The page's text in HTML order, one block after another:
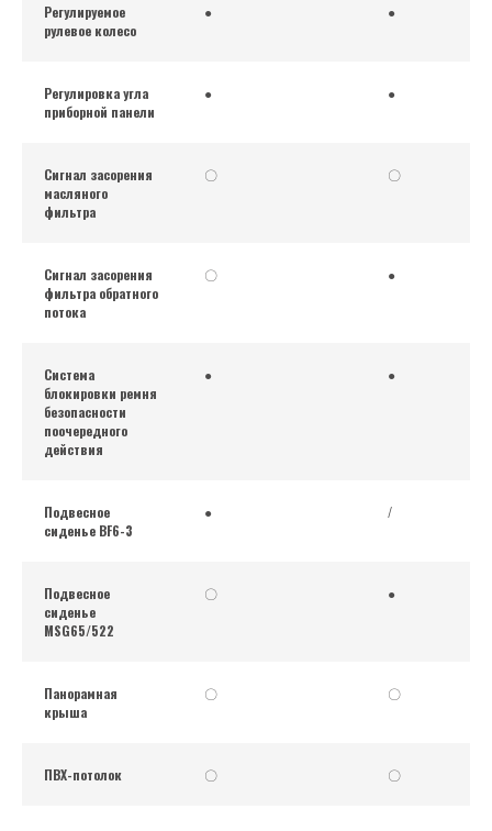
Регулируемое
рулевое колесо
● ●
Регулировка угла
приборной панели
● ●
Сигнал засорения
масляного
фильтра
〇 〇
Сигнал засорения
фильтра обратного
потока
〇 ●
Система
блокировки ремня
безопасности
поочередного
действия
● ●
Подвесное
сиденье BF6-3
● /
Подвесное
сиденье
MSG65/522
〇 ●
Панорамная
крыша
〇 〇
ПВХ-потолок 〇 〇